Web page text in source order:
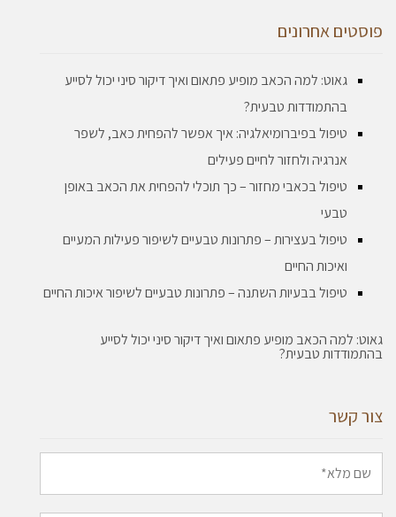
פוסטים אחרונים
גאוט: למה הכאב מופיע פתאום ואיך דיקור סיני יכול לסייע
בהתמודדות טבעית?
טיפול בפיברומיאלגיה: איך אפשר להפחית כאב, לשפר
אנרגיה ולחזור לחיים פעילים
טיפול בכאבי מחזור – כך תוכלי להפחית את הכאב באופן
טבעי
טיפול בעצירות – פתרונות טבעיים לשיפור פעילות המעיים
ואיכות החיים
טיפול בבעיות השתנה – פתרונות טבעיים לשיפור איכות החיים
גאוט: למה הכאב מופיע פתאום ואיך דיקור סיני יכול לסייע
בהתמודדות טבעית?
צור קשר